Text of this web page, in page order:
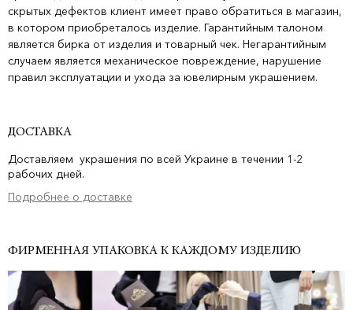
скрытых дефектов клиент имеет право обратиться в магазин,
в котором приобреталось изделие. Гарантийным талоном
является бирка от изделия и товарный чек. Негарантийным
случаем является механическое повреждение, нарушение
правил эксплуатации и ухода за ювелирным украшением.
ДОСТАВКА
Доставляем украшения по всей Украине в течении 1-2
рабочих дней.
Подробнее о доставке
ФИРМЕННАЯ УПАКОВКА К КАЖДОМУ ИЗДЕЛИЮ